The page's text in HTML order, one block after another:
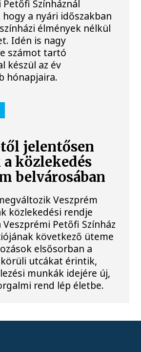
Színháznál
hogy a nyári időszakban
élmények nélkül
Idén is nagy
számot tartó
készül az év
hónapjaira.
jelentősen
közlekedés
belvárosában
Veszprém
közlekedési rendje
Petőfi Színház
következő üteme
elsősorban a
utcákat érintik,
munkák idejére új,
rend lép életbe.